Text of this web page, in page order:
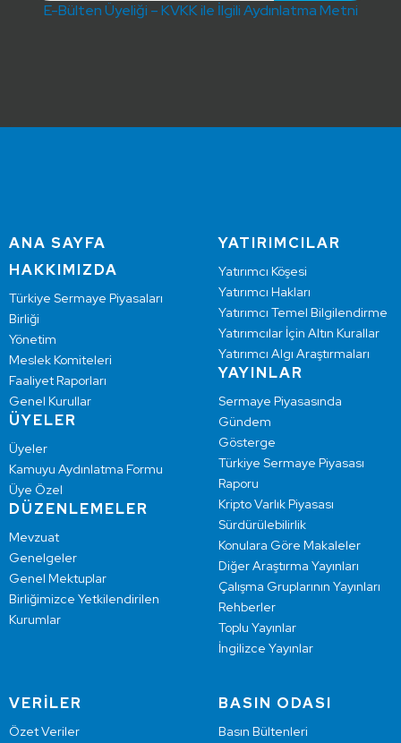
E-Bülten Üyeliği – KVKK ile İlgili Aydınlatma Metni
ANA SAYFA
HAKKIMIZDA
Türkiye Sermaye Piyasaları
Birliği
Yönetim
Meslek Komiteleri
Faaliyet Raporları
Genel Kurullar
ÜYELER
Üyeler
Kamuyu Aydınlatma Formu
Üye Özel
DÜZENLEMELER
Mevzuat
Genelgeler
Genel Mektuplar
Birliğimizce Yetkilendirilen
Kurumlar
YATIRIMCILAR
Yatırımcı Köşesi
Yatırımcı Hakları
Yatırımcı Temel Bilgilendirme
Yatırımcılar İçin Altın Kurallar
Yatırımcı Algı Araştırmaları
YAYINLAR
Sermaye Piyasasında
Gündem
Gösterge
Türkiye Sermaye Piyasası
Raporu
Kripto Varlık Piyasası
Sürdürülebilirlik
Konulara Göre Makaleler
Diğer Araştırma Yayınları
Çalışma Gruplarının Yayınları
Rehberler
Toplu Yayınlar
İngilizce Yayınlar
VERİLER
Özet Veriler
BASIN ODASI
Basın Bültenleri